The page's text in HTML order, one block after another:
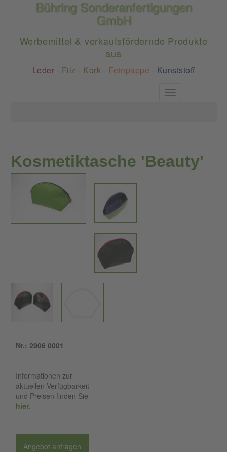
Bühring Sonderanfertigungen
GmbH
Werbemittel & verkaufsfördernde Produkte
aus
Leder - Filz - Kork - Feinpappe - Kunststoff
Toggle
Kosmetiktasche 'Beauty'
Nr.: 2906 0001
Informationen zur
aktuellen Verfügbarkeit
und Preisen finden Sie
hier.
Angebot anfragen